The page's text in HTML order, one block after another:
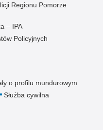
Regionu Pomorze
– IPA
Policyjnych
o profilu mundurowym
Służba cywilna